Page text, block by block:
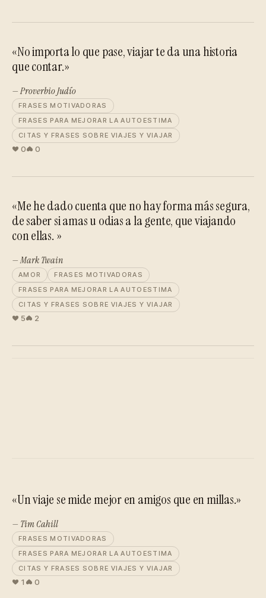
«No importa lo que pase, viajar te da una historia
que contar.»
— Proverbio Judío
FRASES MOTIVADORAS
FRASES PARA MEJORAR LA AUTOESTIMA
CITAS Y FRASES SOBRE VIAJES Y VIAJAR
0 0
«Me he dado cuenta que no hay forma más segura,
de saber si amas u odias a la gente, que viajando
con ellas. »
— Mark Twain
AMOR
FRASES MOTIVADORAS
FRASES PARA MEJORAR LA AUTOESTIMA
CITAS Y FRASES SOBRE VIAJES Y VIAJAR
5 2
«Un viaje se mide mejor en amigos que en millas.»
— Tim Cahill
FRASES MOTIVADORAS
FRASES PARA MEJORAR LA AUTOESTIMA
CITAS Y FRASES SOBRE VIAJES Y VIAJAR
1 0